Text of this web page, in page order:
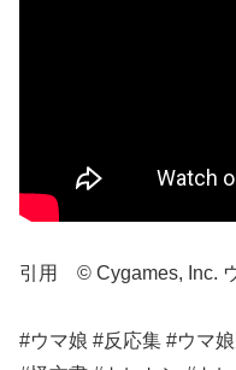
引用 © Cygames, Inc.
#ウマ娘 #反応集 #ウマ